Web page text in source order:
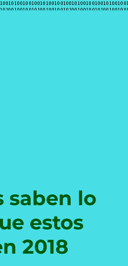
saben lo
estos
2018